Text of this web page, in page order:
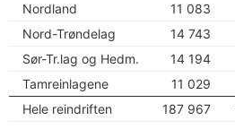
Nordland
11 083
Nord-Trøndelag
14 743
Sør-Tr.lag og Hedm.
14 194
Tamreinlagene
11 029
Hele reindriften
187 967